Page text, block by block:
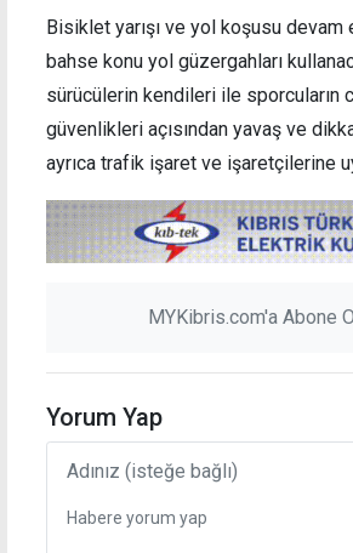
Bisiklet yarışı ve yol koşusu
bahse konu yol güzergahları
sürücülerin kendileri ile sporcuların
güvenlikleri açısından yavaş ve
ayrıca trafik işaret ve işaretçilerine
MYKibris.com'a Abone
Yorum Yap